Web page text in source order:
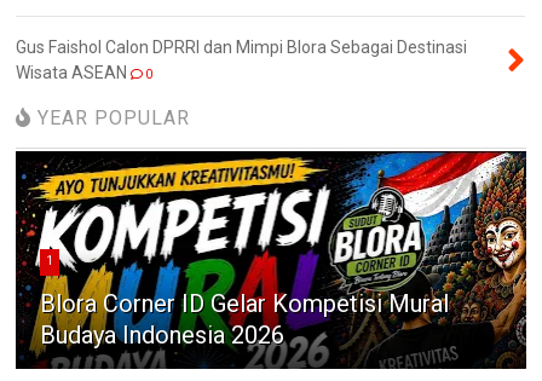
Gus Faishol Calon DPRRI dan Mimpi Blora Sebagai Destinasi
Wisata ASEAN
0
YEAR POPULAR
1
Blora Corner ID Gelar Kompetisi Mural
Budaya Indonesia 2026